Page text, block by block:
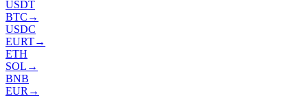
USDT
BTC →
USDC
EURT→
ETH
SOL →
BNB
EUR →